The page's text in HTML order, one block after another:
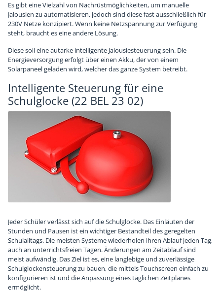
Es gibt eine Vielzahl von Nachrüstmöglichkeiten, um manuelle
Jalousien zu automatisieren, jedoch sind diese fast ausschließlich für
230V Netze konzipiert. Wenn keine Netzspannung zur Verfügung
steht, braucht es eine andere Lösung.
Diese soll eine autarke intelligente Jalousiesteuerung sein. Die
Energieversorgung erfolgt über einen Akku, der von einem
Solarpaneel geladen wird, welcher das ganze System betreibt.
Intelligente Steuerung für eine
Schulglocke (22 BEL 23 02)
Jeder Schüler verlässt sich auf die Schulglocke. Das Einläuten der
Stunden und Pausen ist ein wichtiger Bestandteil des geregelten
Schulalltags. Die meisten Systeme wiederholen ihren Ablauf jeden Tag,
auch an unterrichtsfreien Tagen. Änderungen am Zeitablauf sind
meist aufwändig. Das Ziel ist es, eine langlebige und zuverlässige
Schulglockensteuerung zu bauen, die mittels Touchscreen einfach zu
konfigurieren ist und die Anpassung eines täglichen Zeitplanes
ermöglicht.